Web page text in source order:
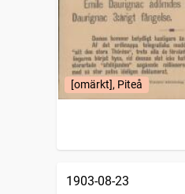
[omärkt], Piteå
1903-08-23